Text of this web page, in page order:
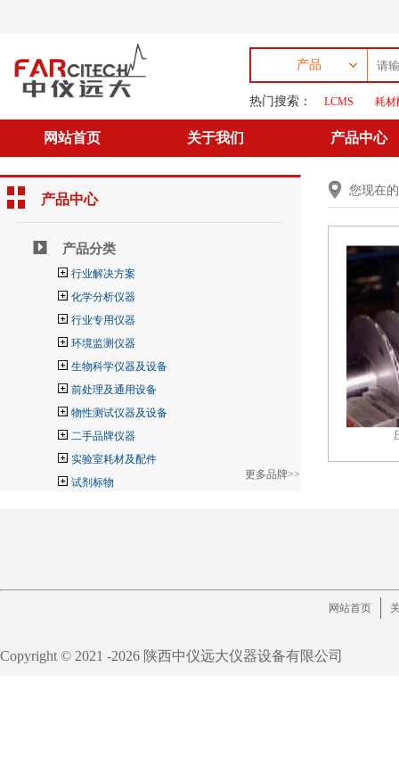
产品
热门搜索： LCMS 耗材
网站首页 关于我们 产品中心
产品中心
产品分类
行业解决方案
化学分析仪器
行业专用仪器
环境监测仪器
生物科学仪器及设备
前处理及通用设备
物性测试仪器及设备
二手品牌仪器
实验室耗材及配件
试剂标物
更多品牌>>
您现在
网站首页
Copyright © 2021 -2026 陕西中仪远大仪器设备有限公司